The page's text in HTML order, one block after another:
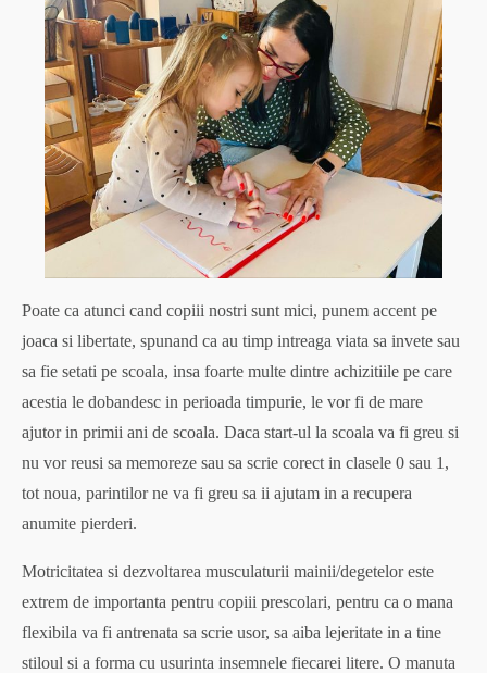
Poate ca atunci cand copiii nostri sunt mici, punem accent pe
joaca si libertate, spunand ca au timp intreaga viata sa invete sau
sa fie setati pe scoala, insa foarte multe dintre achizitiile pe care
acestia le dobandesc in perioada timpurie, le vor fi de mare
ajutor in primii ani de scoala. Daca start-ul la scoala va fi greu si
nu vor reusi sa memoreze sau sa scrie corect in clasele 0 sau 1,
tot noua, parintilor ne va fi greu sa ii ajutam in a recupera
anumite pierderi.
Motricitatea si dezvoltarea musculaturii mainii/degetelor este
extrem de importanta pentru copiii prescolari, pentru ca o mana
flexibila va fi antrenata sa scrie usor, sa aiba lejeritate in a tine
stiloul si a forma cu usurinta insemnele fiecarei litere. O manuta